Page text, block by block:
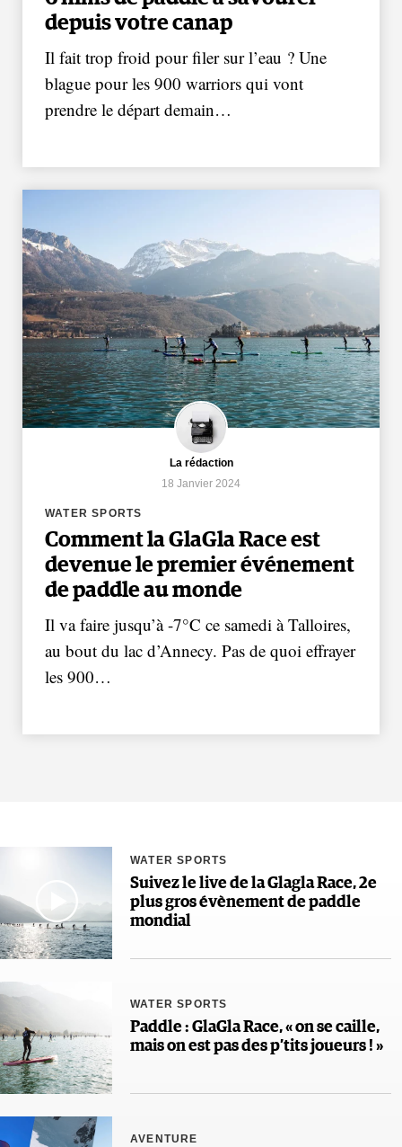
depuis votre canap
Il fait trop froid pour filer sur l’eau ? Une
blague pour les 900 warriors qui vont
prendre le départ demain…
La rédaction
18 Janvier 2024
WATER SPORTS
Comment la GlaGla Race est
devenue le premier événement
de paddle au monde
Il va faire jusqu’à -7°C ce samedi à Talloires,
au bout du lac d’Annecy. Pas de quoi effrayer
les 900…
WATER SPORTS
Suivez le live de la Glagla Race, 2e
plus gros évènement de paddle
mondial
WATER SPORTS
Paddle : GlaGla Race, « on se caille,
mais on est pas des p’tits joueurs ! »
AVENTURE